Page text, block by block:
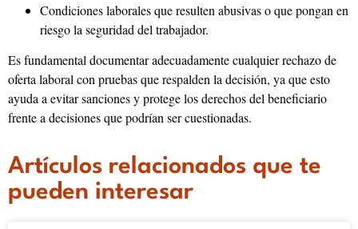
Condiciones laborales que resulten abusivas o que pongan en
riesgo la seguridad del trabajador.
Es fundamental documentar adecuadamente cualquier rechazo de
oferta laboral con pruebas que respalden la decisión, ya que esto
ayuda a evitar sanciones y protege los derechos del beneficiario
frente a decisiones que podrían ser cuestionadas.
Artículos relacionados que te
pueden interesar